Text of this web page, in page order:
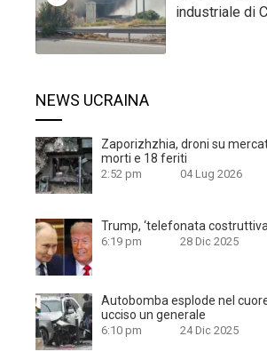
industriale di
NEWS UCRAINA
Zaporizhzhia, droni su
morti e 18 feriti
2:52 pm 04 Lug 2026
Trump, ‘telefonata costruttiva
6:19 pm 28 Dic 2025
Autobomba esplode nel
ucciso un generale
6:10 pm 24 Dic 2025